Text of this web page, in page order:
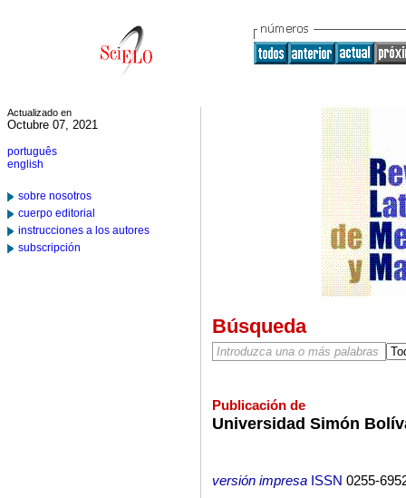
Actualizado en
Octubre 07, 2021
português
english
sobre nosotros
cuerpo editorial
instrucciones a los autores
subscripción
Búsqueda
Publicación de
Universidad Simón
versión impresaISSN 0255-